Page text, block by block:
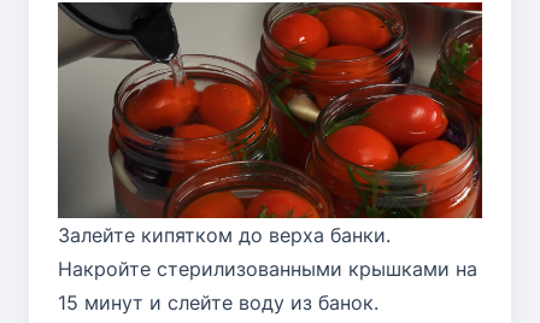
Залейте кипятком до верха банки.
Накройте стерилизованными крышками на
15 минут и слейте воду из банок.